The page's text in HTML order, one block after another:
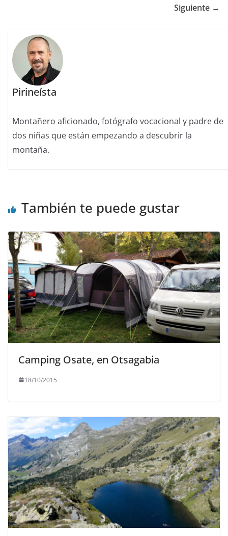
Siguiente →
Pirineísta
Montañero aficionado, fotógrafo vocacional y padre de
dos niñas que están empezando a descubrir la
montaña.
También te puede gustar
Camping Osate, en Otsagabia
18/10/2015